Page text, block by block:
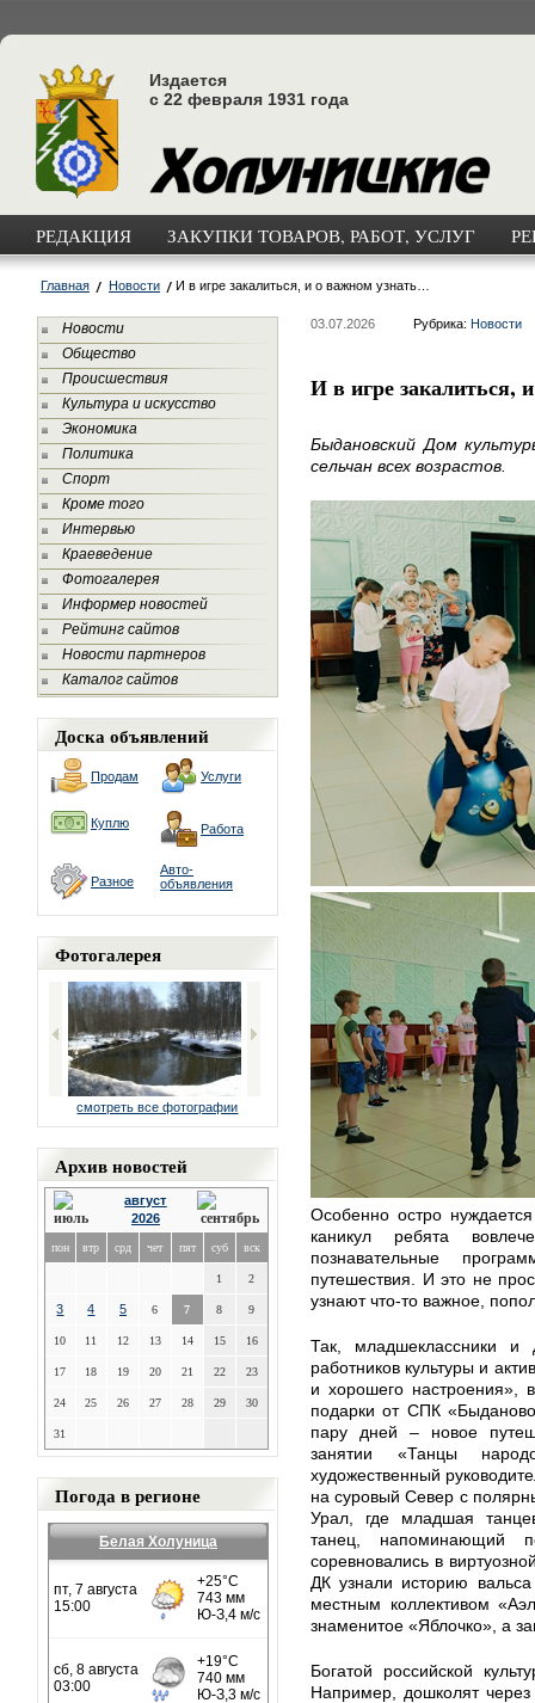
Издается
с 22 февраля 1931 года
РЕДАКЦИЯ ЗАКУПКИ ТОВАРОВ, РАБОТ, УСЛУГ
Главная Новости И в игре закалиться, и о важном узнать…
Новости
Общество
Происшествия
Культура и искусство
Экономика
Политика
Спорт
Кроме того
Интервью
Краеведение
Фотогалерея
Информер новостей
Рейтинг сайтов
Новости партнеров
Каталог сайтов
Доска объявлений
Продам Услуги
Куплю Работа
Разное
Авто-
объявления
Фотогалерея
смотреть все фотографии
Архив новостей
август
2026
пон втр срд чет пят суб вск
1 2
3 4 5 6 7 8 9
10 11 12 13 14 15 16
17 18 19 20 21 22 23
24 25 26 27 28 29 30
31
Погода в регионе
Белая Холуница
03.07.2026 Рубрика: Новости
И в игре закалиться,
Быдановский Дом
сельчан всех возрастов.
Особенно остро
каникул ребята
познавательные
путешествия. И это не
узнают что-то важное,
Так, младшеклассники
работников культуры и
и хорошего настроения»,
подарки от СПК
пару дней – новое
занятии «Танцы
художественный
на суровый Север с
Урал, где младшая
танец, напоминающий
соревновались в
ДК узнали историю
местным коллективом
знаменитое «Яблочко», а
Богатой российской
Например, дошколят